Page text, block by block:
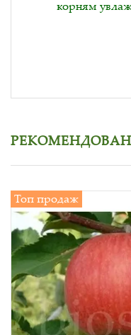
корням
Топ продаж